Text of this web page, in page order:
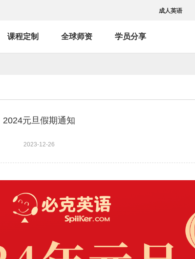
成人英语
课程定制 全球师资 学员分享
2024元旦假期通知
2023-12-26